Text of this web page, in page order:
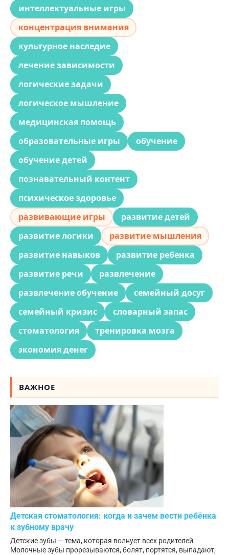
интеллектуальные игры
концентрация внимания
культурное наследие
лечение зависимости
логические задачи
логическое мышление
медицинская помощь
образовательные игры
обучение
обучение детей
познавательный контент
психическое здоровье
развивающие игры
развитие детей
развитие логики
развитие мышления
развитие навыков
развитие ребенка
развитие речи
развлечение
развлечение обучение
семейный досуг
семейный кризис
словарный запас
стоматология
тренировка мозга
экономия денег
ВАЖНОЕ
Детская стоматология: когда и зачем вести ребёнка
к зубному врачу
Детские зубы — тема, которая волнует всех родителей.
Молочные зубы прорезываются, болят, портятся, выпадают,